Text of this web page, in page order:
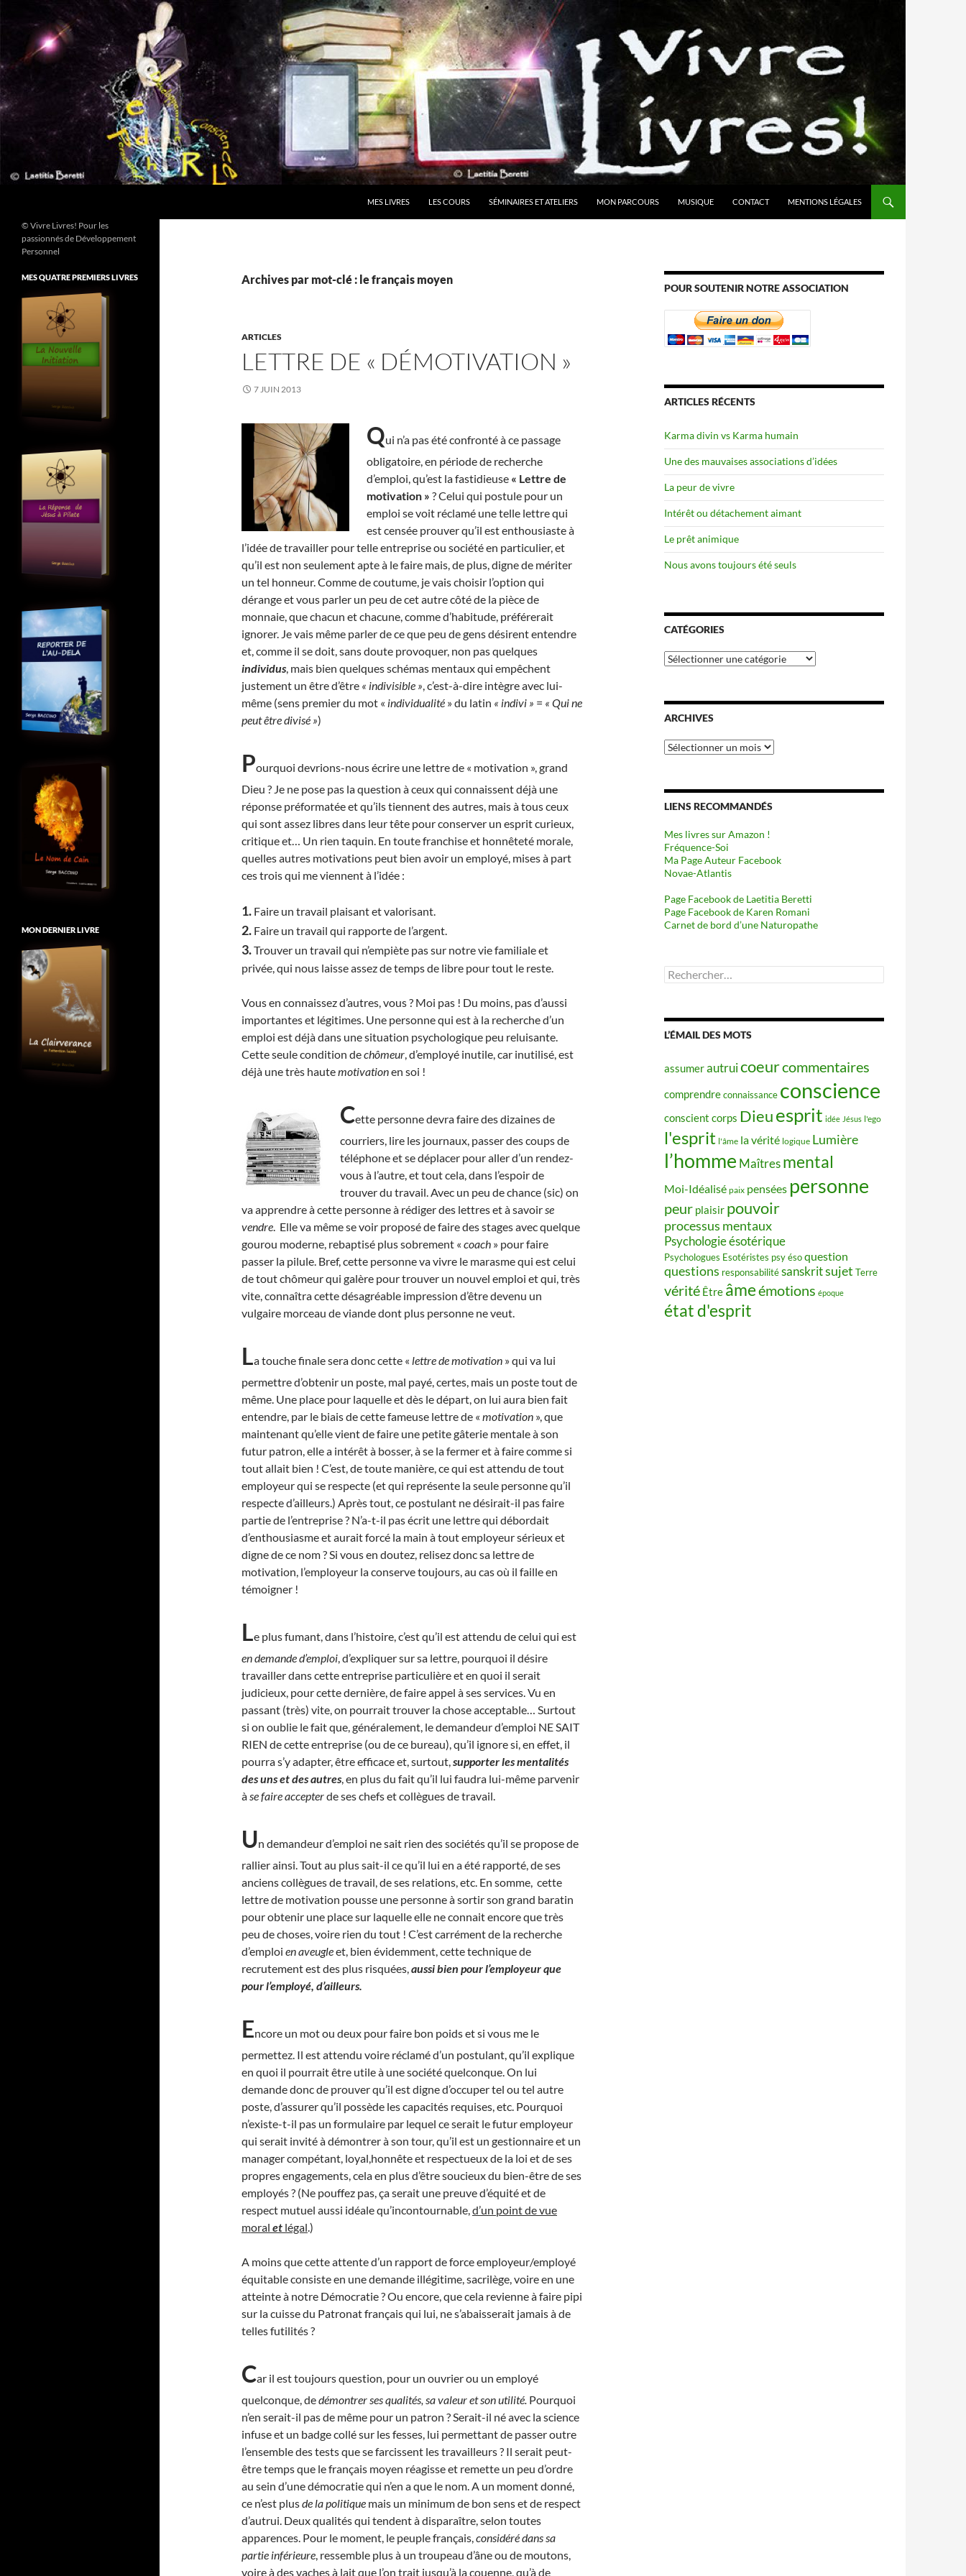
contenu
MES LIVRES LES COURS SÉMINAIRES ET ATELIERS MON PARCOURS MUSIQUE CONTACT MENTIONS LÉGALES
Archives par mot-clé : le français moyen
ARTICLES
LETTRE DE « DÉMOTIVATION »
7 JUIN 2013
Qui n’a pas été confronté à ce passage
obligatoire, en période de recherche
d’emploi, qu’est la fastidieuse « Lettre de
motivation » ? Celui qui postule pour un
emploi se voit réclamé une telle lettre qui
est censée prouver qu’il est enthousiaste à
l’idée de travailler pour telle entreprise ou société en particulier, et
qu’il est non seulement apte à le faire mais, de plus, digne de mériter
un tel honneur. Comme de coutume, je vais choisir l’option qui
dérange et vous parler un peu de cet autre côté de la pièce de
monnaie, que chacun et chacune, comme d’habitude, préférerait
ignorer. Je vais même parler de ce que peu de gens désirent entendre
et, comme il se doit, sans doute provoquer, non pas quelques
individus, mais bien quelques schémas mentaux qui empêchent
justement un être d’être « indivisible », c’est-à-dire intègre avec lui-
même (sens premier du mot « individualité » du latin « indivi » = « Qui ne
peut être divisé »)
Pourquoi devrions-nous écrire une lettre de « motivation », grand
Dieu ? Je ne pose pas la question à ceux qui connaissent déjà une
réponse préformatée et qu’ils tiennent des autres, mais à tous ceux
qui sont assez libres dans leur tête pour conserver un esprit curieux,
critique et… Un rien taquin. En toute franchise et honnêteté morale,
quelles autres motivations peut bien avoir un employé, mises à part
ces trois qui me viennent à l’idée :
1. Faire un travail plaisant et valorisant.
2. Faire un travail qui rapporte de l’argent.
3.Trouver un travail qui n’empiète pas sur notre vie familiale et
privée, qui nous laisse assez de temps de libre pour tout le reste.
Vous en connaissez d’autres, vous ? Moi pas ! Du moins, pas d’aussi
importantes et légitimes. Une personne qui est à la recherche d’un
emploi est déjà dans une situation psychologique peu reluisante.
Cette seule condition dechômeur, d’employé inutile, car inutilisé, est
déjà une très hautemotivationen soi !
Cette personne devra faire des dizaines de
courriers, lire les journaux, passer des coups de
téléphone et se déplacer pour aller d’un rendez-
vous à l’autre, et tout cela, dans l’espoir de
trouver du travail. Avec un peu de chance (sic) on
va apprendre à cette personne à rédiger des lettres et à savoirse
vendre. Elle va même se voir proposé de faire des stages avec quelque
gourou moderne, rebaptisé plus sobrement « coach » pour faire
passer la pilule. Bref, cette personne va vivre le marasme qui est celui
de tout chômeur qui galère pour trouver un nouvel emploi et qui, très
vite, connaîtra cette désagréable impression d’être devenu un
vulgaire morceau de viande dont plus personne ne veut.
La touche finale sera donc cette « lettre de motivation » qui va lui
permettre d’obtenir un poste, mal payé, certes, mais un poste tout de
même. Une place pour laquelle et dès le départ, on lui aura bien fait
entendre, par le biais de cette fameuse lettre de « motivation », que
maintenant qu’elle vient de faire une petite gâterie mentale à son
futur patron, elle a intérêt à bosser, à se la fermer et à faire comme si
tout allait bien ! C’est, de toute manière, ce qui est attendu de tout
employeur qui se respecte (et qui représente la seule personne qu’il
respecte d’ailleurs.) Après tout, ce postulant ne désirait-il pas faire
partie de l’entreprise ? N’a-t-il pas écrit une lettre qui débordait
d’enthousiasme et aurait forcé la main à tout employeur sérieux et
digne de ce nom ? Si vous en doutez, relisez donc sa lettre de
motivation, l’employeur la conserve toujours, au cas où il faille en
témoigner !
Le plus fumant, dans l’histoire, c’est qu’il est attendu de celui qui est
en demande d’emploi, d’expliquer sur sa lettre, pourquoi il désire
travailler dans cette entreprise particulière et en quoi il serait
judicieux, pour cette dernière, de faire appel à ses services. Vu en
passant (très) vite, on pourrait trouver la chose acceptable… Surtout
si on oublie le fait que, généralement, le demandeur d’emploi NE SAIT
RIEN de cette entreprise (ou de ce bureau), qu’il ignore si, en effet, il
pourra s’y adapter, être efficace et, surtout,supporter les mentalités
des uns et des autres, en plus du fait qu’il lui faudra lui-même parvenir
àse faire accepterde ses chefs et collègues de travail.
Un demandeur d’emploi ne sait rien des sociétés qu’il se propose de
rallier ainsi. Tout au plus sait-il ce qu’il lui en a été rapporté, de ses
anciens collègues de travail, de ses relations, etc. En somme, cette
lettre de motivation pousse une personne à sortir son grand baratin
pour obtenir une place sur laquelle elle ne connait encore que très
peu de choses, voire rien du tout ! C’est carrément de la recherche
d’emploi en aveugleet, bien évidemment, cette technique de
recrutement est des plus risquées,aussi bien pour l’employeur que
pour l’employé, d’ailleurs.
Encore un mot ou deux pour faire bon poids et si vous me le
permettez. Il est attendu voire réclamé d’un postulant, qu’il explique
en quoi il pourrait être utile à une société quelconque. On lui
demande donc de prouver qu’il est digne d’occuper tel ou tel autre
poste, d’assurer qu’il possède les capacités requises, etc. Pourquoi
n’existe-t-il pas un formulaire par lequel ce serait le futur employeur
qui serait invité à démontrer à son tour, qu’il est un gestionnaire et un
manager compétant, loyal,honnête et respectueux de la loi et de ses
propres engagements, cela en plus d’être soucieux du bien-être de ses
employés ? (Ne pouffez pas, ça serait une preuve d’équité et de
respect mutuel aussi idéale qu’incontournable,d’un point de vue
moral et légal.)
A moins que cette attente d’un rapport de force employeur/employé
équitable consiste en une demande illégitime, sacrilège, voire en une
atteinte à notre Démocratie ? Ou encore, que cela revienne à faire pipi
sur la cuisse du Patronat français qui lui, ne s’abaisserait jamais à de
telles futilités ?
Car il est toujours question, pour un ouvrier ou un employé
quelconque, dedémontrer ses qualités, sa valeur et son utilité. Pourquoi
n’en serait-il pas de même pour un patron ? Serait-il né avec la science
infuse et un badge collé sur les fesses, lui permettant de passer outre
l’ensemble des tests que se farcissent les travailleurs ? Il serait peut-
être temps que le français moyen réagisse et remette un peu d’ordre
au sein d’une démocratie qui n’en a que le nom. A un moment donné,
ce n’est plusde la politique mais un minimum de bon sens et de respect
d’autrui. Deux qualités qui tendent à disparaître, selon toutes
apparences. Pour le moment, le peuple français,considéré dans sa
partie inférieure, ressemble plus à un troupeau d’âne ou de moutons,
voire à des vaches à lait que l’on trait jusqu’à la couenne, qu’à de
POUR SOUTENIR NOTRE ASSOCIATION
ARTICLES RÉCENTS
Karma divin vs Karma humain
Une des mauvaises associations d’idées
La peur de vivre
Intérêt ou détachement aimant
Le prêt animique
Nous avons toujours été seuls
CATÉGORIES
Catégories
ARCHIVES
Archives
LIENS RECOMMANDÉS
Mes livres sur Amazon !
Fréquence-Soi
Ma Page Auteur Facebook
Novae-Atlantis
Page Facebook de Laetitia Beretti
Page Facebook de Karen Romani
Carnet de bord d’une Naturopathe
Rechercher :
L’ÉMAIL DES MOTS
assumerautruicoeurcommentaires
comprendreconnaissance conscience
conscient corps Dieuesprit idée Jésus l'ego
l'esprit l'âme la vérité logique Lumière
l’homme Maîtres mental
Moi-Idéalisé paix pensées personne
peur plaisir pouvoir
processus mentaux
Psychologie ésotérique
Psychologues Esotéristes psy ésoquestion
questions responsabilitésanskritsujet Terre
vérité Être âmeémotions époque
état d'esprit
© Vivre Livres! Pour les
passionnés de Développement
Personnel
MES QUATRE PREMIERS LIVRES
MON DERNIER LIVRE